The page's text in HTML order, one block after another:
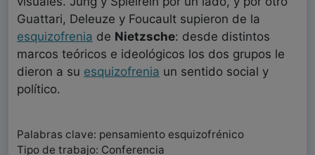
Guattari, Deleuze y Foucault supieron de la
esquizofrenia de Nietzsche: desde distintos
marcos teóricos e ideológicos los dos grupos le
dieron a su esquizofrenia un sentido social y
político.
Palabras clave: pensamiento esquizofrénico
Tipo de trabajo: Conferencia